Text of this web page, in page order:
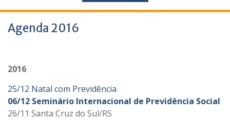
Agenda 2016
2016
25/12 Natal com Previdência
06/12 Seminário Internacional de Previdência Social
26/11 Santa Cruz do Sul/RS